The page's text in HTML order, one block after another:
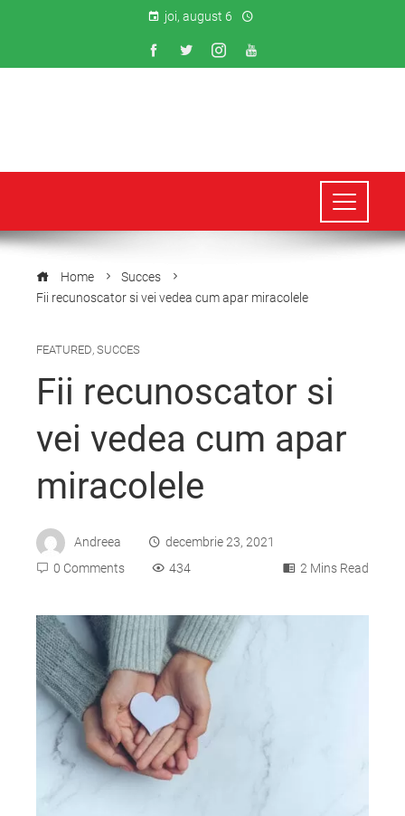
joi, august 6
Home
Succes
Fii recunoscator si vei vedea cum apar miracolele
FEATURED, SUCCES
Fii recunoscator si
vei vedea cum apar
miracolele
Andreea
decembrie 23, 2021
0 Comments
434 2 Mins Read